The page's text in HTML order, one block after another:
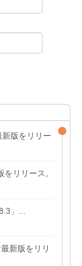
新版をリリー
をリリース。
」...
新版をリリ